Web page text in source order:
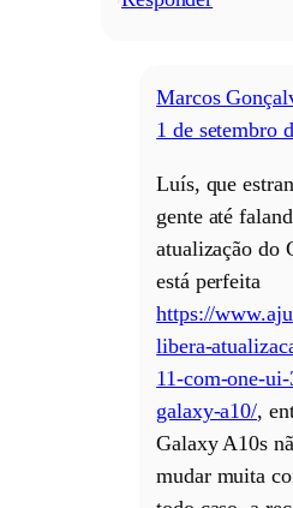
Marcos
1 de setembro
Luís, que
gente até
atualização do
está perfeita
https://
libera-
11-com-one-
galaxy-a10/,
Galaxy A10s
mudar muita